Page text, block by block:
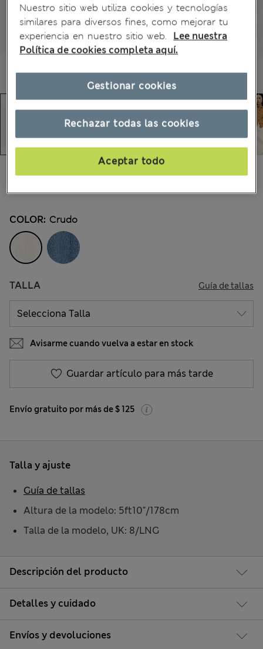
$66.99
COLOR: Crudo
TALLA Guía de tallas
Avisarme cuando vuelva a estar en stock
Guardar artículo para más tarde
Envío gratuito por más de $ 125
Descripción del producto
Detalles y cuidado
Envíos y devoluciones
Talla y ajuste
Altura de la modelo: 5ft10"/178cm
Talla de la modelo, UK: 8/LNG
Guía de tallas
Nuestro sitio web utiliza cookies y tecnologías
similares para diversos fines, como mejorar tu
experiencia en nuestro sitio web.
Lee nuestra
Política de cookies completa aquí.
Rechazar todas las cookies
Aceptar todo
Gestionar cookies